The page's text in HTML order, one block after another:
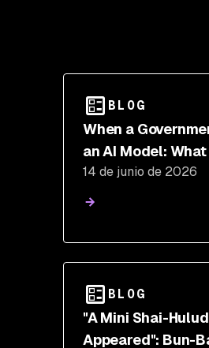
BLOG
When a
an AI Model:
Fable 5 and
Suspension
14 de junio de 2026
BLOG
"A Mini Shai-
Appeared": Bun-